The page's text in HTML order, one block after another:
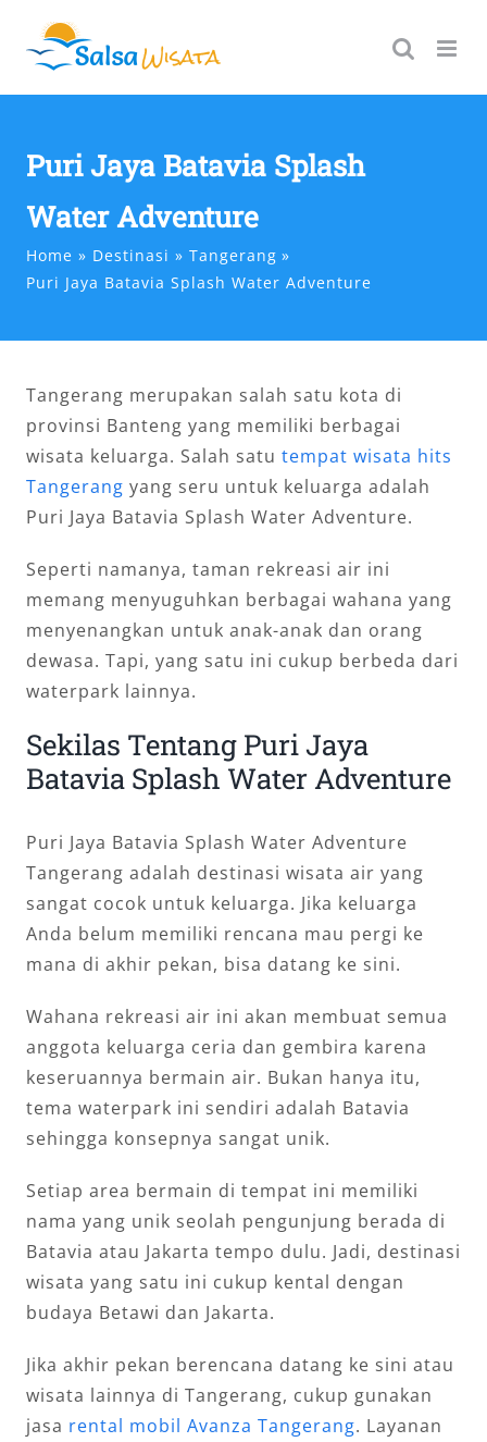
content
Puri Jaya Batavia Splash
Water Adventure
Home Destinasi
Tangerang
Puri Jaya Batavia Splash Water Adventure
Tangerang merupakan salah satu kota di
provinsi Banteng yang memiliki berbagai
wisata keluarga. Salah satu tempat wisata hits
Tangerang yang seru untuk keluarga adalah
Puri Jaya Batavia Splash Water Adventure.
Seperti namanya, taman rekreasi air ini
memang menyuguhkan berbagai wahana yang
menyenangkan untuk anak-anak dan orang
dewasa. Tapi, yang satu ini cukup berbeda dari
waterpark lainnya.
Sekilas Tentang Puri Jaya
Batavia Splash Water Adventure
Puri Jaya Batavia Splash Water Adventure
Tangerang adalah destinasi wisata air yang
sangat cocok untuk keluarga. Jika keluarga
Anda belum memiliki rencana mau pergi ke
mana di akhir pekan, bisa datang ke sini.
Wahana rekreasi air ini akan membuat semua
anggota keluarga ceria dan gembira karena
keseruannya bermain air. Bukan hanya itu,
tema waterpark ini sendiri adalah Batavia
sehingga konsepnya sangat unik.
Setiap area bermain di tempat ini memiliki
nama yang unik seolah pengunjung berada di
Batavia atau Jakarta tempo dulu. Jadi, destinasi
wisata yang satu ini cukup kental dengan
budaya Betawi dan Jakarta.
Jika akhir pekan berencana datang ke sini atau
wisata lainnya di Tangerang, cukup gunakan
jasa rental mobil Avanza Tangerang. Layanan